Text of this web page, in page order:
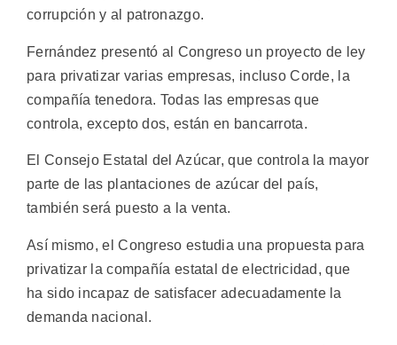
corrupción y al patronazgo.
Fernández presentó al Congreso un proyecto de ley
para privatizar varias empresas, incluso Corde, la
compañía tenedora. Todas las empresas que
controla, excepto dos, están en bancarrota.
El Consejo Estatal del Azúcar, que controla la mayor
parte de las plantaciones de azúcar del país,
también será puesto a la venta.
Así mismo, el Congreso estudia una propuesta para
privatizar la compañía estatal de electricidad, que
ha sido incapaz de satisfacer adecuadamente la
demanda nacional.